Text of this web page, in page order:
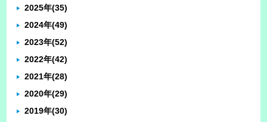
2025年(35)
2024年(49)
2023年(52)
2022年(42)
2021年(28)
2020年(29)
2019年(30)